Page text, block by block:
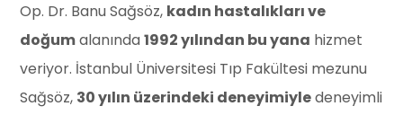
Op. Dr. Banu Sağsöz, kadın hastalıkları ve
doğumalanında1992 yılından bu yana hizmet
veriyor. İstanbul Üniversitesi Tıp Fakültesi mezunu
Sağsöz, 30 yılın üzerindeki deneyimiyledeneyimli